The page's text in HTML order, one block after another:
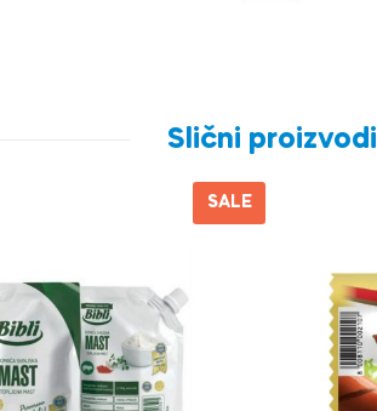
Slični proizvodi
SALE